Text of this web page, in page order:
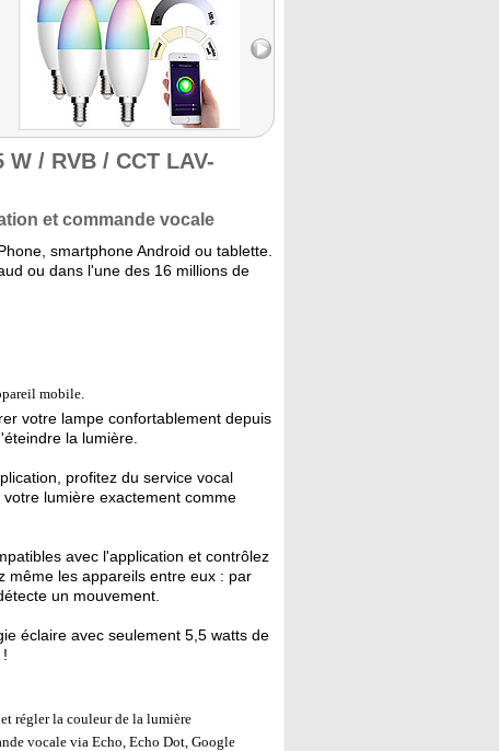
/ RVB / CCT LAV-
et commande vocale
smartphone Android ou tablette.
ou dans l'une des 16 millions de
mobile.
votre lampe confortablement depuis
la lumière.
profitez du service vocal
lumière exactement comme
avec l'application et contrôlez
même les appareils entre eux : par
un mouvement.
éclaire avec seulement 5,5 watts de
régler la couleur de la lumière
vocale via Echo, Echo Dot, Google